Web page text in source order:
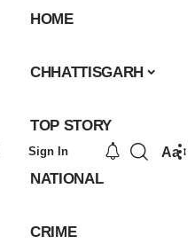
HOME
CHHATTISGARH
TOP STORY
NATIONAL
CRIME
Sign In Aa